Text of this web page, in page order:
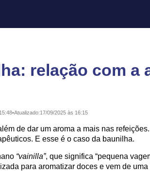
relação com a
•Atualizado:17/09/2025 às 16:15
de dar um aroma a mais nas
E esse é o caso da baunilha.
“vainilla”, que significa “pequena
para aromatizar doces e vem de